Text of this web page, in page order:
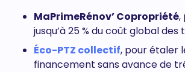
MaPrimeRénov’ Copropriété,
jusqu’à 25 % du coût global des
Éco-PTZ collectif, pour étaler
financement sans avance de